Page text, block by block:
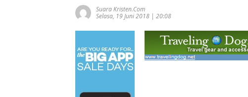
Suara Kristen.com
Selasa, 19 Juni 2018 | 20:08